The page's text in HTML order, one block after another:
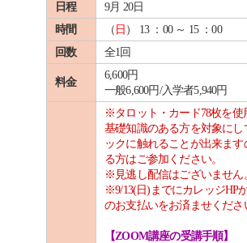
日程
9月 20日
時間
（ 日 ） 13 ：00 ～ 15 ：00
回数
全1回
料金
6,600円
一般6,600円/入学者5,940円
※タロット・カード78枚を使
基礎知識のある方を対象にし
ックに触れることが出来ます
る方はご参加ください。
※見逃し配信はございません
※9/13(日)までにカレッジHP
のお支払いをお済ませくださ
【ZOOM講座の受講手順】